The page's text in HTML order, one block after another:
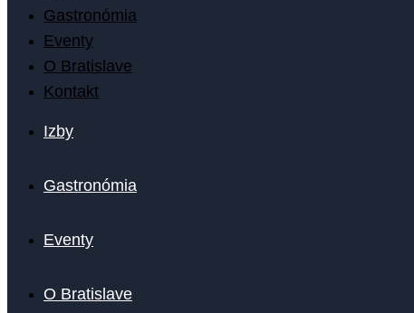
Gastronómia
Eventy
O Bratislave
Kontakt
Izby
Gastronómia
Eventy
O Bratislave